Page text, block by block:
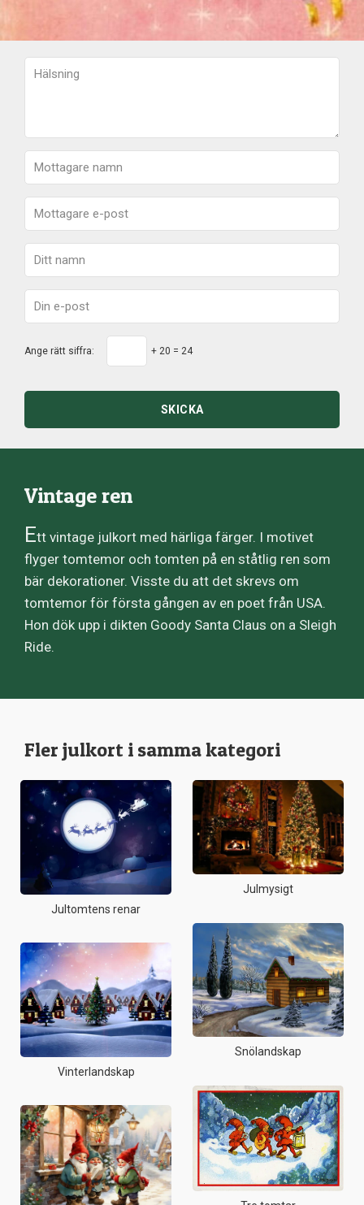
Ange rätt siffra: + 20 = 24
SKICKA
Vintage ren
Ett vintage julkort med härliga färger. I motivet
flyger tomtemor och tomten på en ståtlig ren som
bär dekorationer. Visste du att det skrevs om
tomtemor för första gången av en poet från USA.
Hon dök upp i dikten Goody Santa Claus on a Sleigh
Ride.
Fler julkort i samma kategori
Jultomtens renar
Vinterlandskap
Julmysigt
Snölandskap